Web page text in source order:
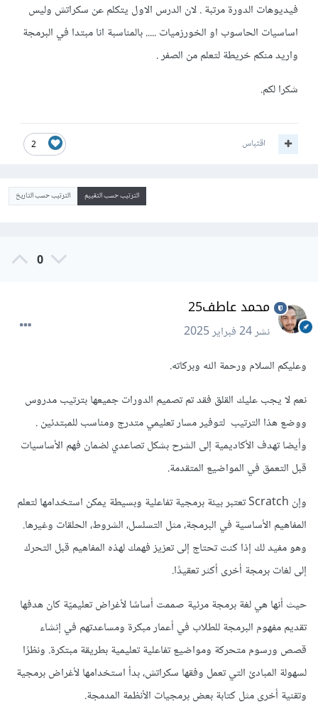
فيديوهات الدورة مرتبة . لان الدرس الاول يتكلم عن سكراتش وليس
اساسيات الحاسوب او الخورزميات ..... بالمناسبة انا مبتدا في البرمجة
واريد منكم خريطة لتعلم من الصفر .
شكرا لكم.
2 اقتباس
الترتيب حسب التقييم الترتيب حسب التاريخ
0
محمد عاطف25
نشر24 فبراير 2025
وعليكم السلام ورحمة الله وبركاته.
نعم لا يجب عليك القلق فقد تم تصميم الدورات جميعها بترتيب مدروس
ووضع هذا الترتيب لتوفير مسار تعليمي متدرج ومناسب للمبتدئين .
وأيضا تهدف الأكاديمية إلى الشرح بشكل تصاعدي لضمان فهم الأساسيات
قبل التعمق في المواضيع المتقدمة.
وإن Scratch تعتبر بيئة برمجية تفاعلية وبسيطة يمكن استخدامها لتعلم
المفاهيم الأساسية في البرمجة، مثل التسلسل، الشروط، الحلقات وغيرها.
وهو مفيد لك إذا كنت تحتاج إلى تعزيز فهمك لهذه المفاهيم قبل التحرك
إلى لغات برمجة أخرى أكثر تعقيدًا.
حيث أنها هي لغة برمجة مرئية صممت أساسًا لأغراض تعليميّة كان هدفها
تقديم مفهوم البرمجة للطلاب في أعمار مبكرة ومساعدتهم في إنشاء
قصص ورسوم متحركة ومواضيع تفاعلية تعليمية بطريقة مبتكرة. ونظرًا
لسهولة المبادئ التي تعمل وفقها سكراتش، بدأ استخدامها لأغراض برمجية
وتقنية أخرى مثل كتابة بعض برمجيات الأنظمة المدمجة.